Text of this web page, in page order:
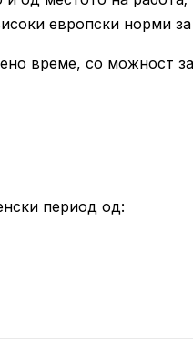
европски норми
време, со можност
период од: